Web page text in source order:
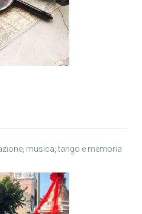
musica, tango e memoria